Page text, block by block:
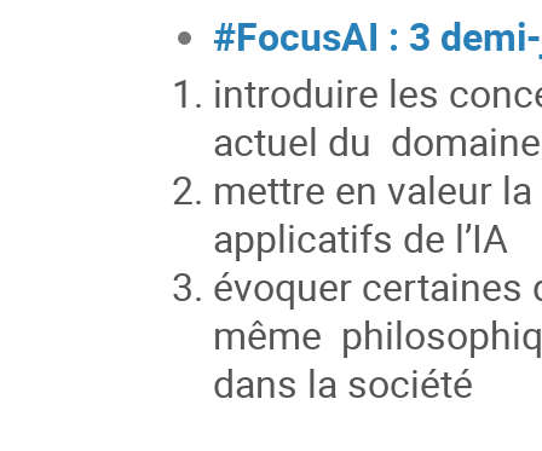
#FocusAI : 3
introduire les
actuel du domaine
mettre en valeur
applicatifs de l’IA
évoquer
même
dans la société